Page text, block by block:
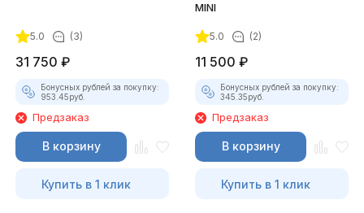
5.0 (3)
31 750 ₽
Бонусных рублей за покупку:
953.45руб.
Предзаказ
В корзину
Купить в 1 клик
MINI
5.0 (2)
11 500 ₽
Бонусных рублей за покупку:
345.35руб.
Предзаказ
В корзину
Купить в 1 клик